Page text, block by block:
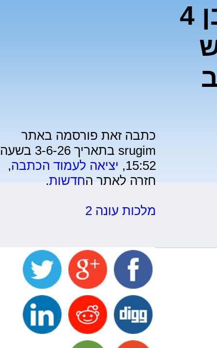
כפר חב"ד: תינוק בן 4
כתבה זאת פורסמה באתר
srugim בתאריך 3-6-26 בשעה
15:52, יציאה לעמוד הכתבה,
חזרה לאתר החדשות.
מלכות עונה 2